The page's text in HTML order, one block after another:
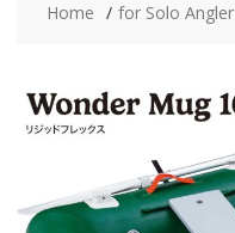
Home for Solo Angler